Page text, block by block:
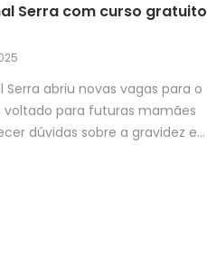
Serra com curso gratuito
Serra abriu novas vagas para o
voltado para futuras mamães
dúvidas sobre a gravidez e...